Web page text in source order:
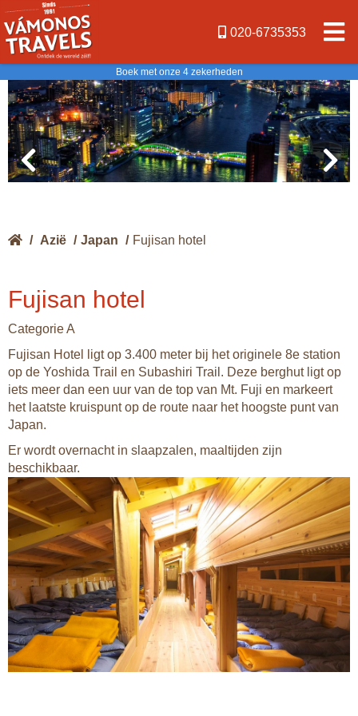
020-6735353
Boek met onze 4 zekerheden
/ Azië / Japan / Fujisan hotel
Fujisan hotel
Categorie A
Fujisan Hotel ligt op 3.400 meter bij het originele 8e station
op de Yoshida Trail en Subashiri Trail. Deze berghut ligt op
iets meer dan een uur van de top van Mt. Fuji en markeert
het laatste kruispunt op de route naar het hoogste punt van
Japan.
Er wordt overnacht in slaapzalen, maaltijden zijn
beschikbaar.